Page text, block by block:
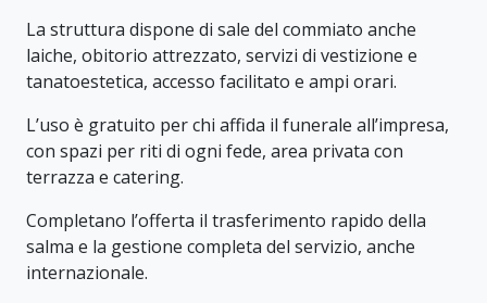
La struttura dispone di sale del commiato anche
laiche, obitorio attrezzato, servizi di vestizione e
tanatoestetica, accesso facilitato e ampi orari.
L’uso è gratuito per chi affida il funerale all’impresa,
con spazi per riti di ogni fede, area privata con
terrazza e catering.
Completano l’offerta il trasferimento rapido della
salma e la gestione completa del servizio, anche
internazionale.